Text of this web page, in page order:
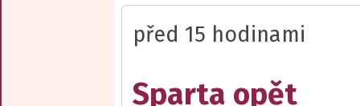
před 15 hodinami
Sparta opět